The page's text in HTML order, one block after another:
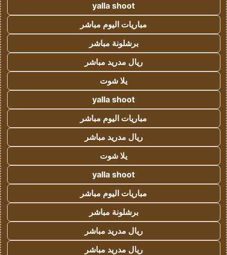
yalla shoot
مباريات اليوم مباشر
برشلونة مباشر
ريال مدريد مباشر
يلا شوت
yalla shoot
مباريات اليوم مباشر
ريال مدريد مباشر
يلا شوت
yalla shoot
مباريات اليوم مباشر
برشلونة مباشر
ريال مدريد مباشر
ريال مدريد مباشر